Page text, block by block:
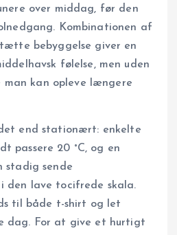
over middag, før den
Kombinationen af
bebyggelse giver en
følelse, men uden
man kan opleve længere
end stationært: enkelte
passere 20 °C, og en
stadig sende
den lave tocifrede skala.
til både t-shirt og let
dag. For at give et hurtigt